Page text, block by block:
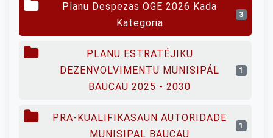
Planu Despezas OGE 2026 Kada
Kategoria
3
PLANU ESTRATÉJIKU
DEZENVOLVIMENTU MUNISIPÁL
BAUCAU 2025 - 2030
1
PRA-KUALIFIKASAUN AUTORIDADE
MUNISIPAL BAUCAU
1